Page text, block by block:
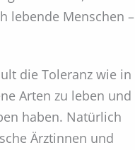
lebende Menschen –
die Toleranz wie in
Arten zu leben und
haben. Natürlich
Ärztinnen und